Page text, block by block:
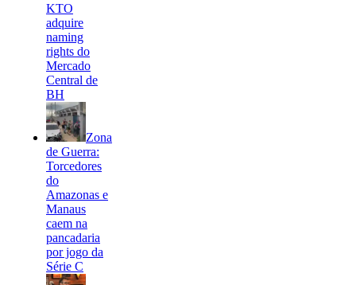
KTO
adquire
naming
rights do
Mercado
Central de
BH
Zona
de Guerra:
Torcedores
do
Amazonas e
Manaus
caem na
pancadaria
por jogo da
Série C